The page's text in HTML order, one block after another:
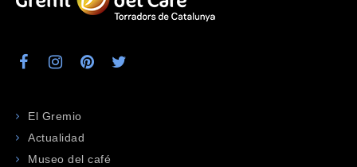
El Gremio
Actualidad
Museo del café